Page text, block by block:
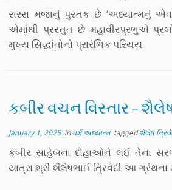
સરસ મજાનું પુસ્તક છે ‘અધ્યાત્મનું
એમાંથી પ્રસ્તુત છે મહાવીરપ્રભુએ
મુખ્ય સિદ્ધાંતોનો પ્રારંભિક પરિચય.
કબીર વચન વિસ્તાર –
January 1, 2025inધર્મ અધ્યાત્મ taggedશૈલેષ
કબીર સાહેબના દોહાઓને લઈ તેના
યાત્રા શ્રી શૈલેષભાઈ ત્રિવેદી આ